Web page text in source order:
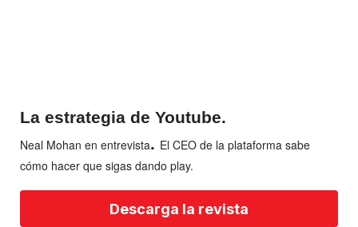
La estrategia de Youtube.
Neal Mohan en entrevista. El CEO de la plataforma sabe
cómo hacer que sigas dando play.
Descarga la revista